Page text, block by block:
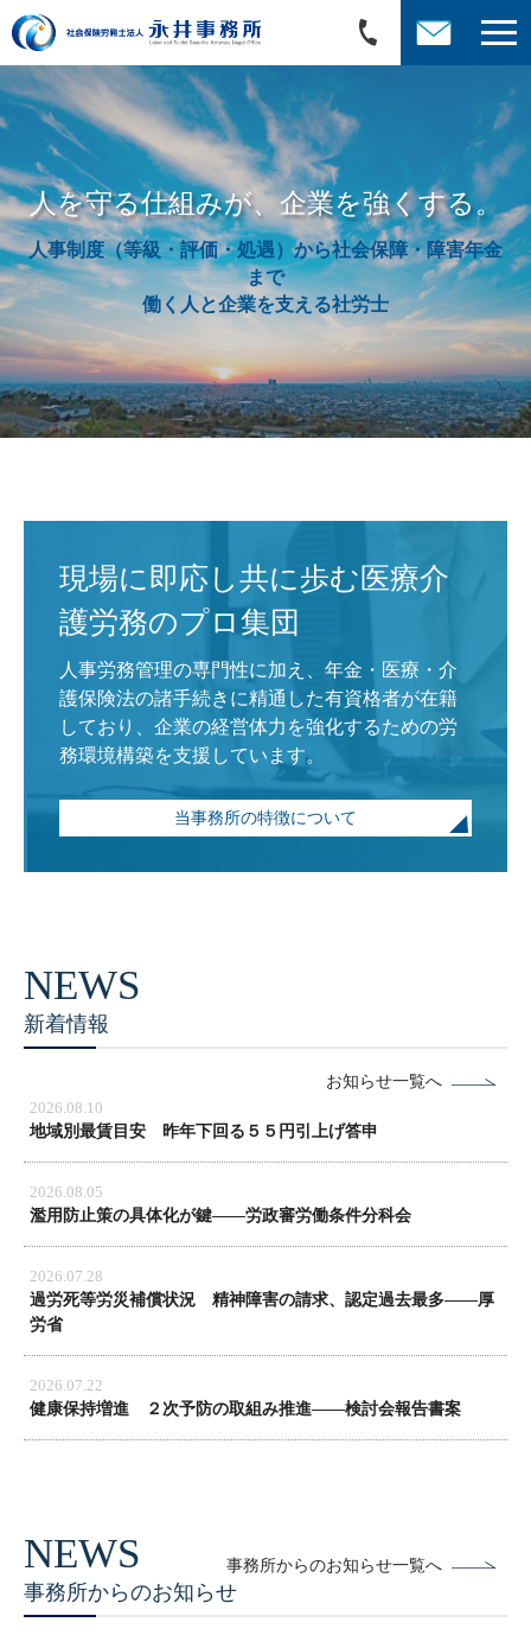
人を守る仕組みが、企業を強くする。
人事制度（等級・評価・処遇）から社会保障・障害年金
まで
働く人と企業を支える社労士
現場に即応し共に歩む医療介
護労務のプロ集団
人事労務管理の専門性に加え、年金・医療・介
護保険法の諸手続きに精通した有資格者が在籍
しており、企業の経営体力を強化するための労
務環境構築を支援しています。
当事務所の特徴について
新着情報
お知らせ一覧へ
2026.08.10
地域別最賃目安 昨年下回る５５円引上げ答申
2026.08.05
濫用防止策の具体化が鍵――労政審労働条件分科会
2026.07.28
過労死等労災補償状況 精神障害の請求、認定過去最多――厚
労省
2026.07.22
健康保持増進 ２次予防の取組み推進――検討会報告書案
事務所からのお知らせ
事務所からのお知らせ一覧へ